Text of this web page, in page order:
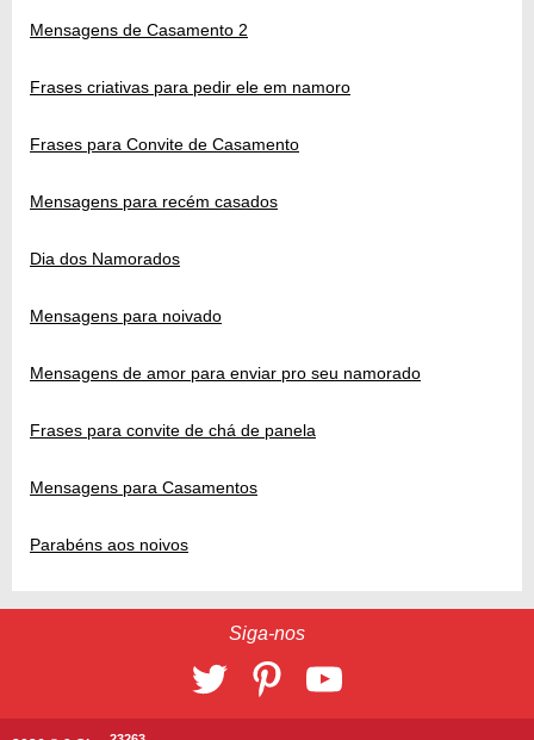
Mensagens de Casamento 2
Frases criativas para pedir ele em namoro
Frases para Convite de Casamento
Mensagens para recém casados
Dia dos Namorados
Mensagens para noivado
Mensagens de amor para enviar pro seu namorado
Frases para convite de chá de panela
Mensagens para Casamentos
Parabéns aos noivos
Siga-nos